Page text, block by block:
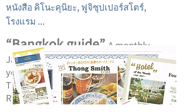
หนังสือ คิโนะคุนิยะ, ฟูจิซุปเปอร์สโตร์,
โรงแรม ...
“Bangkok guide” A monthly
Japanese free town magazine, gives
you insight on hot topics in Bangkok.
This magazine mostly talks about
Restaurants, Shops ,Spas etc. Enjoy